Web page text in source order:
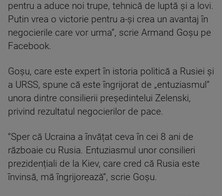
pentru a aduce noi trupe, tehnică de luptă și a lovi.
Putin vrea o victorie pentru a-și crea un avantaj în
negocierile care vor urma”, scrie Armand Goșu pe
Facebook.
Goșu, care este expert în istoria politică a Rusiei și
a URSS, spune că este îngrijorat de „entuziasmul”
unora dintre consilierii președintelui Zelenski,
privind rezultatul negocierilor de pace.
“Sper că Ucraina a învățat ceva în cei 8 ani de
războaie cu Rusia. Entuziasmul unor consilieri
prezidențiali de la Kiev, care cred că Rusia este
învinsă, mă îngrijorează”, scrie Goșu.